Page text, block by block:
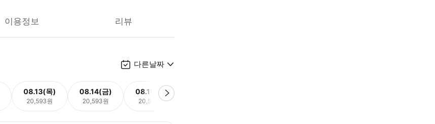
이용정보 리뷰
다른날짜
08.13(목)
20,593원
08.14(금)
20,593원
08.15(토)
20,593원